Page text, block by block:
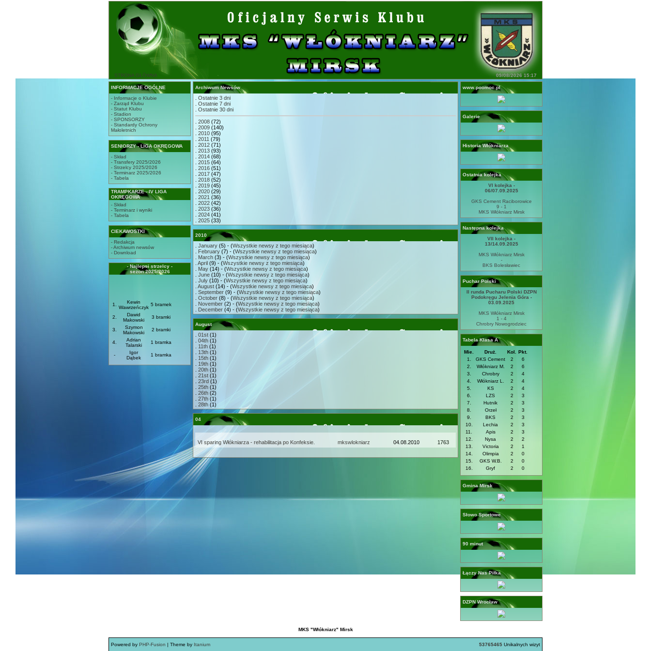
STRONA GŁÓWNA 09/08/2026 15:17
INFORMACJE OGÓLNE
- Informacje o Klubie
- Zarząd Klubu
- Statut Klubu
- Stadion
- SPONSORZY
- Standardy Ochrony
Małoletnich
SENIORZY - LIGA OKRĘGOWA
- Skład
- Transfery 2025/2026
- Strzelcy 2025/2026
- Terminarz 2025/2026
- Tabela
TRAMPKARZE - IV LIGA
OKRĘGOWA
- Skład
- Terminarz i wyniki
- Tabela
CIEKAWOSTKI
- Redakcja
- Archiwum newsów
- Download
- Najlepsi strzelcy -
sezon 2025/2026
1.
Kewin
Wawrzeńczyk
5 bramek
2.
Dawid
Makowski
3 bramki
3.
Szymon
Makowski
2 bramki
4.
Adrian
Talarski
1 bramka
-
Igor
Dąbek
1 bramka
Archiwum Newsów
Ostatnie 3 dni
Ostatnie 7 dni
Ostatnie 30 dni
2008 (72)
2009 (140)
2010 (95)
2011 (79)
2012 (71)
2013 (93)
2014 (68)
2015 (64)
2016 (51)
2017 (47)
2018 (52)
2019 (45)
2020 (29)
2021 (36)
2022 (42)
2023 (36)
2024 (41)
2025 (33)
2010
January (5) - (Wszystkie newsy z tego miesiąca)
February (7) - (Wszystkie newsy z tego miesiąca)
March (3) - (Wszystkie newsy z tego miesiąca)
April (9) - (Wszystkie newsy z tego miesiąca)
May (14) - (Wszystkie newsy z tego miesiąca)
June (10) - (Wszystkie newsy z tego miesiąca)
July (10) - (Wszystkie newsy z tego miesiąca)
August (14) - (Wszystkie newsy z tego miesiąca)
September (9) - (Wszystkie newsy z tego miesiąca)
October (8) - (Wszystkie newsy z tego miesiąca)
November (2) - (Wszystkie newsy z tego miesiąca)
December (4) - (Wszystkie newsy z tego miesiąca)
August
01st (1)
04th (1)
11th (1)
13th (1)
15th (1)
19th (1)
20th (1)
21st (1)
23rd (1)
25th (1)
26th (2)
27th (1)
28th (1)
04
VI sparing Włókniarza - rehabilitacja po Konfeksie. mkswlokniarz 04.08.2010 1763
www.poomoc.pl
Galerie
Historia Włókniarza
Ostatnia kolejka
VI kolejka -
06/07.09.2025
GKS Cement Raciborowice
9 - 1
MKS Włókniarz Mirsk
Następna kolejka
VII kolejka -
13/14.09.2025
MKS Włókniarz Mirsk
-
BKS Bolesławiec
Puchar Polski
II runda Pucharu Polski DZPN
Podokręgu Jelenia Góra -
03.09.2025
MKS Włókniarz Mirsk
1 - 4
Chrobry Nowogrodziec
Tabela Klasa A
Mie. Druż. Kol.
Pkt.
1.
GKS Cement 2
6
2.
Włókniarz M. 2
6
3.
Chrobry 2
4
4.
Włókniarz L. 2
4
5.
KS 2
4
6.
LZS 2
3
7.
Hutnik 2
3
8.
Orzeł 2
3
9.
BKS 2
3
10.
Lechia 2
3
11.
Apis 2
3
12.
Nysa 2
2
13.
Victoria 2
1
14.
Olimpia 2
0
15.
GKS W.B. 2
0
16.
Gryf 2 0
Gmina Mirsk
Słowo Sportowe
90 minut
Łączy Nas Piłka
DZPN Wrocław
MKS "Włókniarz" Mirsk
Powered by PHP-Fusion | Theme by Itanium 53765465 Unikalnych wizyt